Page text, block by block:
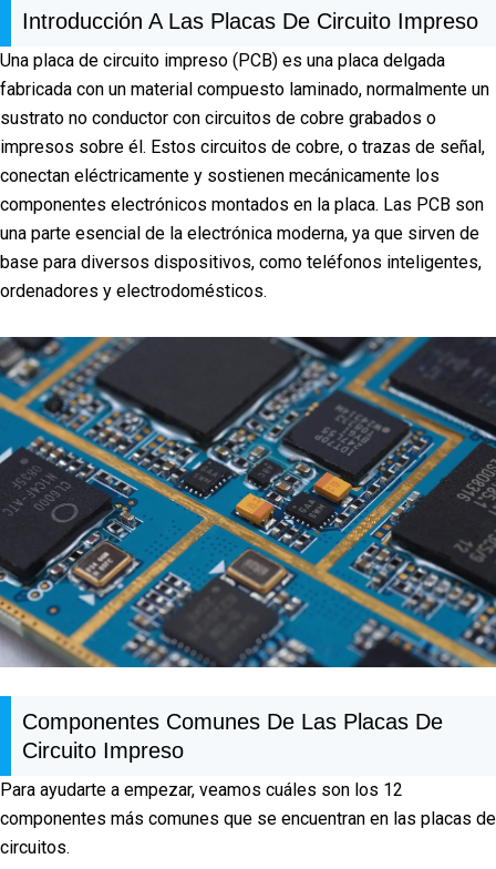
Introducción A Las Placas De Circuito Impreso
Una placa de circuito impreso (PCB) es una placa delgada
fabricada con un material compuesto laminado, normalmente un
sustrato no conductor con circuitos de cobre grabados o
impresos sobre él. Estos circuitos de cobre, o trazas de señal,
conectan eléctricamente y sostienen mecánicamente los
componentes electrónicos montados en la placa. Las PCB son
una parte esencial de la electrónica moderna, ya que sirven de
base para diversos dispositivos, como teléfonos inteligentes,
ordenadores y electrodomésticos.
Componentes Comunes De Las Placas De
Circuito Impreso
Para ayudarte a empezar, veamos cuáles son los 12
componentes más comunes que se encuentran en las placas de
circuitos.